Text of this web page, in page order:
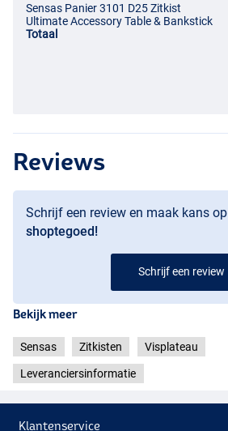
Sensas Panier 3101 D25 Zitkist
Ultimate Accessory Table & Bankstick
Totaal
Reviews
Schrijf een review en maak kans op
shoptegoed!
Schrijf een review
Bekijk meer
Sensas Zitkisten Visplateau
Leveranciersinformatie
Klantenservice